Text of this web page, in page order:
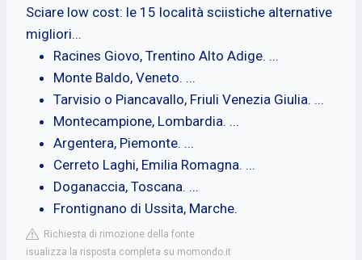
Sciare low cost: le 15 località sciistiche alternative
migliori...
Racines Giovo, Trentino Alto Adige. ...
Monte Baldo, Veneto. ...
Tarvisio o Piancavallo, Friuli Venezia Giulia. ...
Montecampione, Lombardia. ...
Argentera, Piemonte. ...
Cerreto Laghi, Emilia Romagna. ...
Doganaccia, Toscana. ...
Frontignano di Ussita, Marche.
Richiesta di rimozione della fonte
isualizza la risposta completa su momondo.it